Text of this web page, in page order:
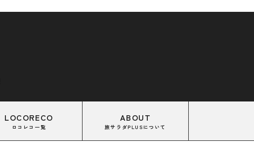
LOCORECO
ロコレコ一覧
ABOUT
旅サラダPLUSについて